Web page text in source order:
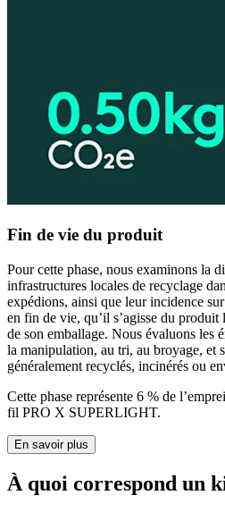
Fin de vie du produit
Pour cette phase, nous examinons la
infrastructures locales de recyclage
expédions, ainsi que leur incidence
en fin de vie, qu’il s’agisse du produit
de son emballage. Nous évaluons les
la manipulation, au tri, au broyage, et
généralement recyclés, incinérés ou
Cette phase représente 6 % de
fil PRO X SUPERLIGHT.
En savoir plus
À quoi correspond un